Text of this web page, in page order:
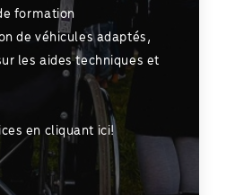
formation
de véhicules adaptés,
les aides techniques et
en cliquant ici!